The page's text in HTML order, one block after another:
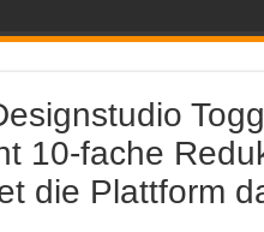
10-fache
die Plattform